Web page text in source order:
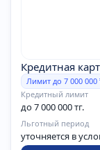
Кредитная
Лимит до 7 000 000
Кредитный лимит
до 7 000 000 тг.
Льготный период
уточняется в